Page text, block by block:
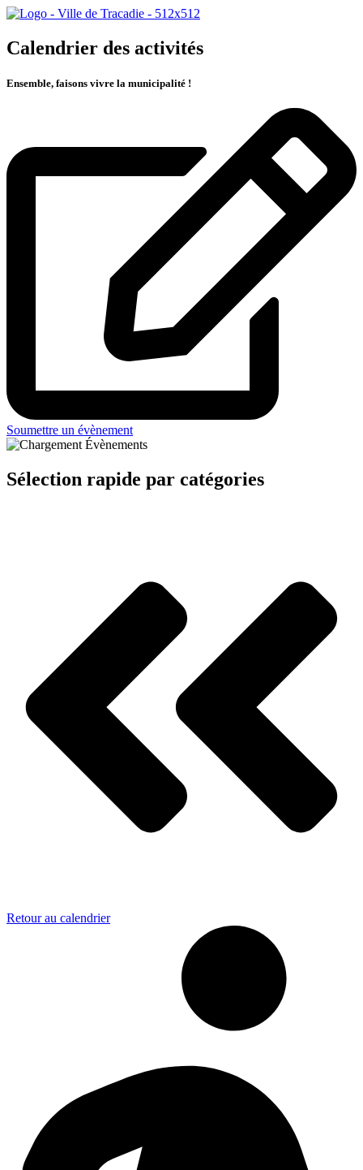
Calendrier des activités
Ensemble, faisons vivre la municipalité !
Soumettre un évènement
Sélection rapide par catégories
Retour au calendrier